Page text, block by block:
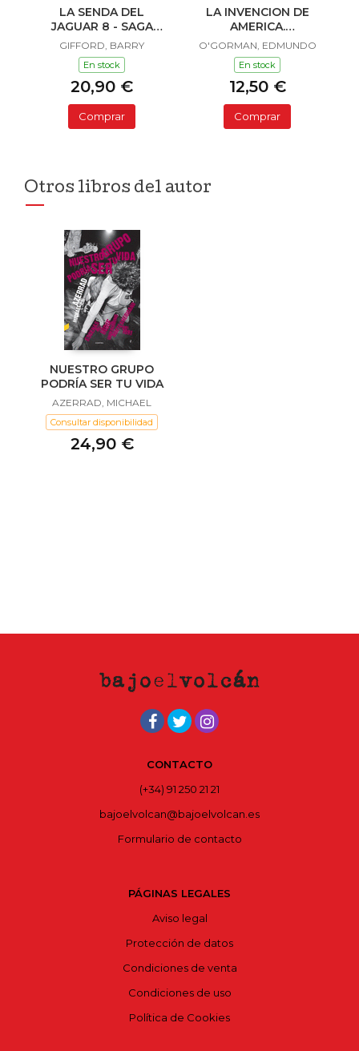
LA SENDA DEL
JAGUAR 8 - SAGA
SAILOR Y LULA
GIFFORD, BARRY
En stock
20,90 €
Comprar
LA INVENCION DE
AMERICA.
INVESTIGACION
ACERCA DE L
O'GORMAN, EDMUNDO
En stock
12,50 €
Comprar
Otros libros del autor
NUESTRO GRUPO
PODRÍA SER TU VIDA
AZERRAD, MICHAEL
Consultar disponibilidad
24,90 €
CONTACTO
(+34) 91 250 21 21
bajoelvolcan@bajoelvolcan.es
Formulario de contacto
PÁGINAS LEGALES
Aviso legal
Protección de datos
Condiciones de venta
Condiciones de uso
Política de Cookies